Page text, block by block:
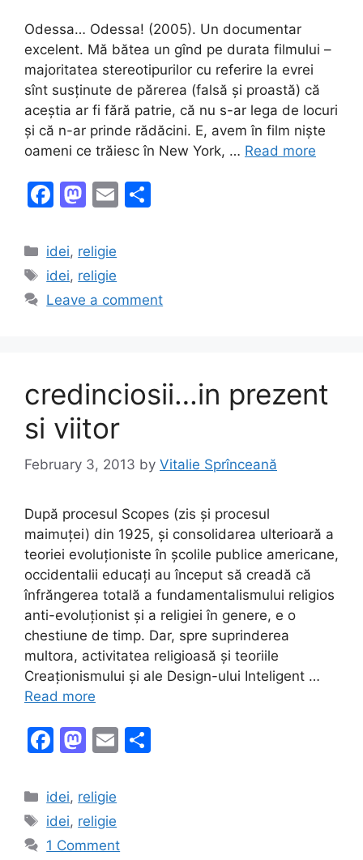
Odessa… Odessa! (2005). Un documentar
excelent. Mă bătea un gînd pe durata filmului –
majoritatea stereotipurilor cu referire la evrei
sînt susținute de părerea (falsă și proastă) că
aceștia ar fi fără patrie, că nu s-ar lega de locuri
și că n-ar prinde rădăcini. E, avem în film niște
oameni ce trăiesc în New York, … Read more
F
c
e
b
M
st
o
d
E
Categories
idei, religie
Tags
idei, religie
Leave a comment
credinciosii…in prezent
si viitor
February 3, 2013 by Vitalie Sprînceană
După procesul Scopes (zis și procesul
maimuței) din 1925, și consolidarea ulterioară a
teoriei evoluționiste în școlile publice americane,
occidentalii educați au început să creadă că
înfrăngerea totală a fundamentalismului religios
anti-evoluționist și a religiei în genere, e o
chestiune de timp. Dar, spre suprinderea
multora, activitatea religioasă și teoriile
Creaționismului și ale Design-ului Inteligent …
Read more
F
c
e
b
M
st
o
d
E
Categories
idei, religie
Tags
idei, religie
1 Comment